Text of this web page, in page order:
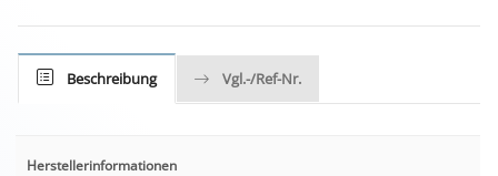
Beschreibung Vgl.-/Ref-Nr.
Herstellerinformationen